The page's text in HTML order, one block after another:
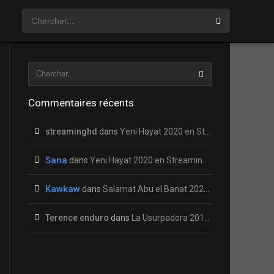
Commentaires récents
streaminghd dans Yeni Hayat 2020 en Streaming HD Gratuit !
Sana dans Yeni Hayat 2020 en Streaming HD Gratuit !
Kawkaw dans Salamat Abu el Banat 2020 en Streaming HD Gratuit !
Terence enduro dans La Usurpadora 2019 en Streaming HD Gratuit !